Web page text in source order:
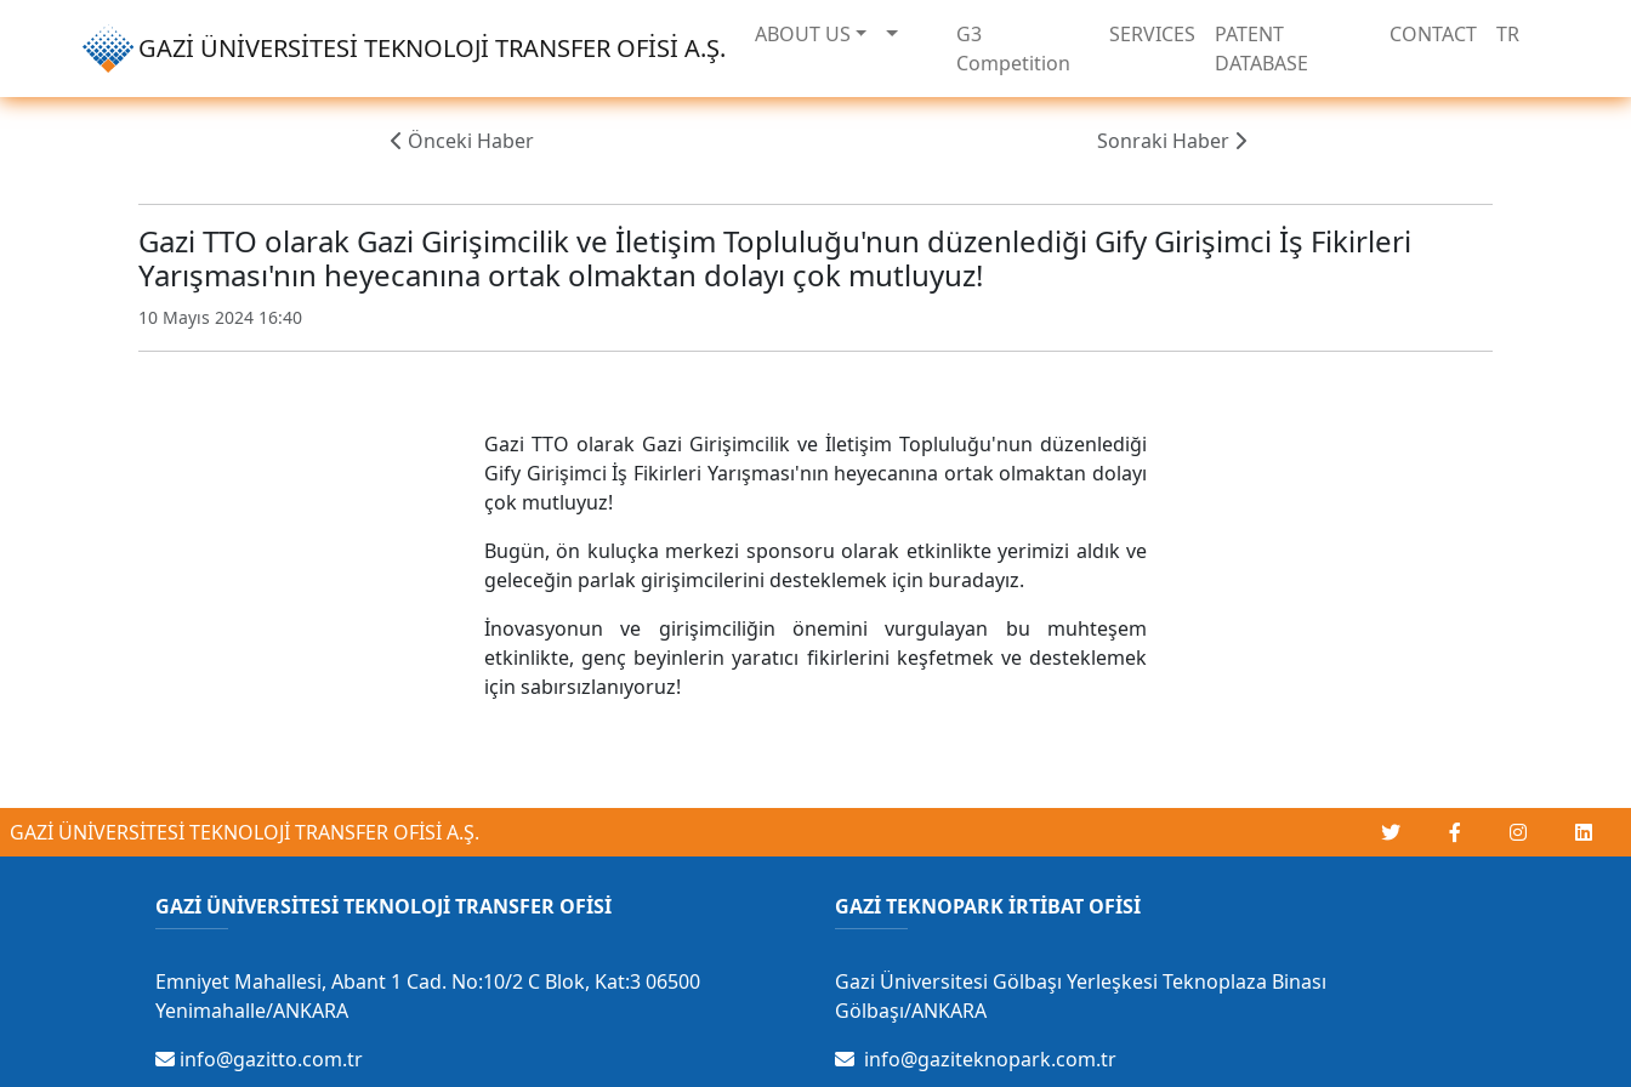
GAZİ ÜNİVERSİTESİ TEKNOLOJİ TRANSFER OFİSİ A.Ş. ABOUT US
G3
Competition
SERVICES
PATENT
DATABASE
CONTACT TR
Önceki Haber Sonraki Haber
Gazi TTO olarak Gazi Girişimcilik ve İletişim Topluluğu'nun düzenlediği Gify Girişimci İş Fikirleri
Yarışması'nın heyecanına ortak olmaktan dolayı çok mutluyuz!
10 Mayıs 2024 16:40
Gazi TTO olarak Gazi Girişimcilik ve İletişim Topluluğu'nun düzenlediği
Gify Girişimci İş Fikirleri Yarışması'nın heyecanına ortak olmaktan dolayı
çok mutluyuz!
Bugün, ön kuluçka merkezi sponsoru olarak etkinlikte yerimizi aldık ve
geleceğin parlak girişimcilerini desteklemek için buradayız.
İnovasyonun ve girişimciliğin önemini vurgulayan bu muhteşem
etkinlikte, genç beyinlerin yaratıcı fikirlerini keşfetmek ve desteklemek
için sabırsızlanıyoruz!
GAZİ ÜNİVERSİTESİ TEKNOLOJİ TRANSFER OFİSİ A.Ş.
GAZİ ÜNİVERSİTESİ TEKNOLOJİ TRANSFER OFİSİ
Emniyet Mahallesi, Abant 1 Cad. No:10/2 C Blok, Kat:3 06500
Yenimahalle/ANKARA
info@gazitto.com.tr
GAZİ TEKNOPARK İRTİBAT OFİSİ
Gazi Üniversitesi Gölbaşı Yerleşkesi Teknoplaza Binası
Gölbaşı/ANKARA
info@gaziteknopark.com.tr